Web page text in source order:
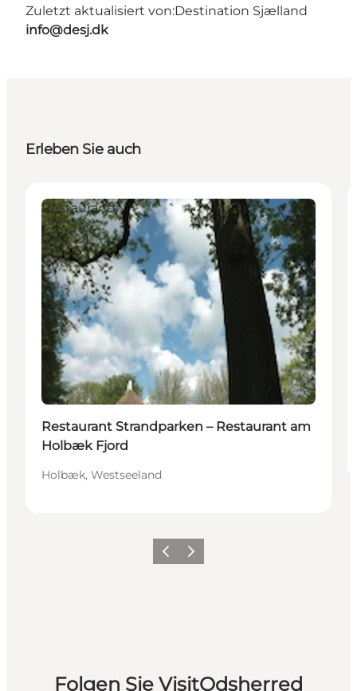
Zuletzt aktualisiert von:Destination Sjælland
info@desj.dk
Erleben Sie auch
Restaurants
Restaurant Strandparken – Restaurant am
Holbæk Fjord
Holbæk, Westseeland
Vorherige Folie
Nächste Folie
Folgen Sie VisitOdsherred